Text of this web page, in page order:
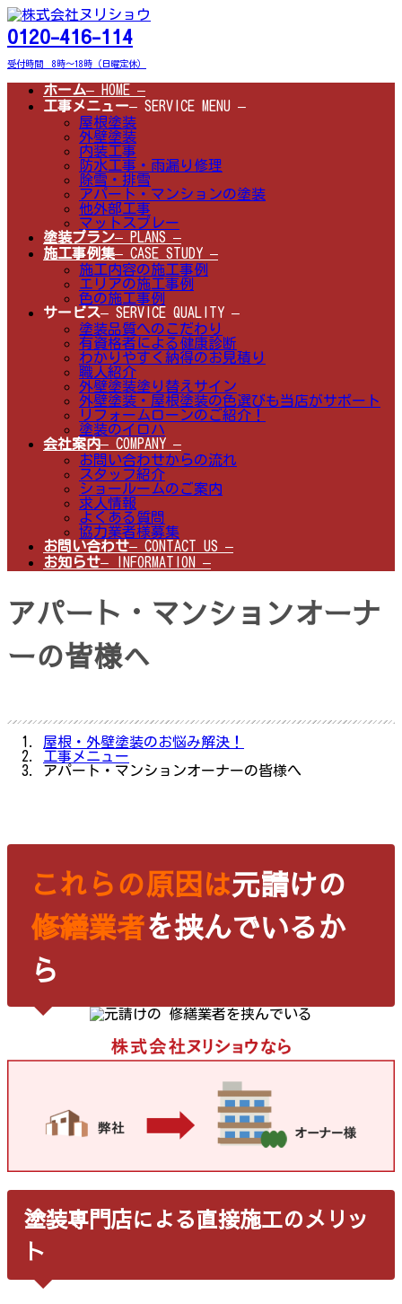
コ
ン
テ
ン
ツ
へ
ナ
ビ
ゲ
ー
シ
ョ
0120-416-114
受付時間 8時～18時（日曜定休）
ホーム– HOME –
工事メニュー– SERVICE MENU –
屋根塗装
外壁塗装
内装工事
防水工事・雨漏り修理
除雪・排雪
アパート・マンションの塗装
他外部工事
マットスプレー
塗装プラン– PLANS –
施工事例集– CASE STUDY –
施工内容の施工事例
エリアの施工事例
色の施工事例
サービス– SERVICE QUALITY –
塗装品質へのこだわり
有資格者による健康診断
わかりやすく納得のお見積り
職人紹介
外壁塗装塗り替えサイン
外壁塗装・屋根塗装の色選びも当店がサポート
リフォームローンのご紹介！
塗装のイロハ
会社案内– COMPANY –
お問い合わせからの流れ
スタッフ紹介
ショールームのご案内
求人情報
よくある質問
協力業者様募集
お問い合わせ– CONTACT US –
お知らせ– INFORMATION –
アパート・マンションオーナ
ーの皆様へ
屋根・外壁塗装のお悩み解決！
工事メニュー
アパート・マンションオーナーの皆様へ
これらの原因は元請けの
修繕業者を挟んでいるか
ら
塗装専門店による直接施工のメリッ
ト